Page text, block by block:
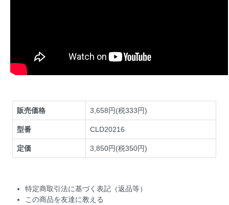
販売価格 3,658円(税333円)
型番 CLD20216
定価 3,850円(税350円)
特定商取引法に基づく表記（返品等）
この商品を友達に教える